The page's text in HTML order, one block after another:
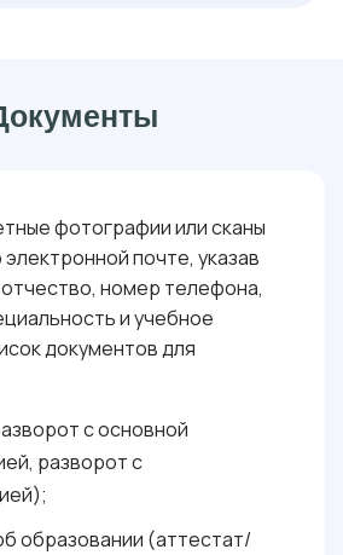
ДЕЯТЕЛЬНОСТИ
фотографии или сканы
почте, указав
номер телефона,
и учебное
документов для
с основной
разворот с
образовании (аттестат/